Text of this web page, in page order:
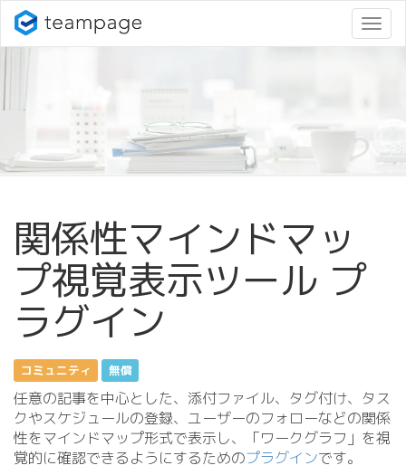
ナ
ビ
関係性マインドマッ
プ視覚表示ツール プ
ラグイン
コミュニティ 無償
任意の記事を中心とした、添付ファイル、タグ付け、タス
クやスケジュールの登録、ユーザーのフォローなどの関係
性をマインドマップ形式で表示し、「ワークグラフ」を視
覚的に確認できるようにするためのプラグインです。